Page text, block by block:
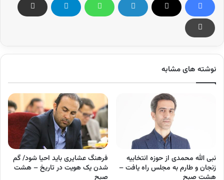
نوشته های مشابه
نبی الله محمدی از حوزه انتخابیه
زنجان و طارم به مجلس راه یافت –
هشت صبح
فرهنگ عشایری باید احیا شود/ گم
شدن یک هویت در تاریخ – هشت
صبح